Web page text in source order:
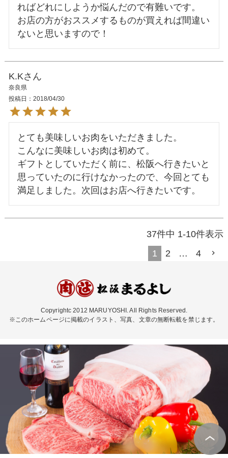
ればどれにしようか悩んだので有難いです。
お店の方がおススメするものが買えれば間違い
K.K
奈良県
投稿日
2018/04/30
とても美味しいお肉をいただきました。
こんなに美味しいお肉は初めて。
ギフトとしていただく前に、松阪へ行きたいと
思っていたのに行けなかったので、今回とても
37件中 1-10件表示
1
2 … 4
Copyrightc 2012 MARUYOSHI. All Rights Reserved.
※このホームページに掲載のイラスト、写真、文章の無断転載を禁じます。